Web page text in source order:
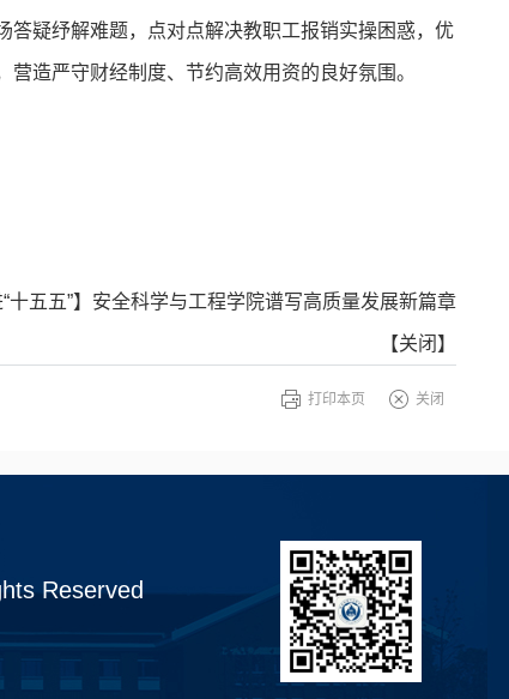
疑纾解难题，点对点解决教职工报销实操困惑，优
造严守财经制度、节约高效用资的良好氛围。
“十五五”】安全科学与工程学院谱写高质量发展新篇章
【关闭 】
打印本页 关闭
Reserved